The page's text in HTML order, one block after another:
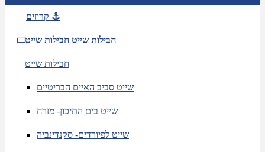
קרוזים ⚓
חבילות שייט חבילות שייט
חבילות שייט
שייט סביב האיים הבריטיים
שייט בים התיכון- מזרח
שייט לפיורדים- סקנדינביה